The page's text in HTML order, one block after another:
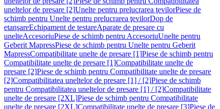
uneltelor de presare [2]Unelte pentru prelucrarea ţevilorPiese de
schimb pentru Unelte pentru prelucrarea ţevilorDop de
etanşareEchipament de testareAparate de presare cu
unelteAccesoriuPiese de schimb pentru AccesoriuUnelte pentru
Geberit MapressPiese de schimb pentru Unelte pentru Geberit
MapressCompatibilitate unelte de presare [1]Piese de schimb pentru
Compatibilitate unelte de presare [1]Compatibilitate unelte de
presare [2]Piese de schimb pentru Compatibilitate unelte de presare
[2]Compatibilitatea uneltelor de presare [1] / [2]Piese de schimb
pentru Compatibilitatea uneltelor de presare [1] / [2]Compatibilitate
unelte de presare [2XL]Piese de schimb pentru Compatibilitate
unelte de presare [2XL]Compatibilitate unelte de presare [3]Piese de